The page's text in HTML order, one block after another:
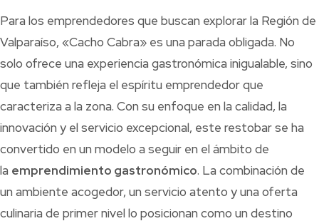
Para los emprendedores que buscan explorar la Región de
Valparaíso, «Cacho Cabra» es una parada obligada. No
solo ofrece una experiencia gastronómica inigualable, sino
que también refleja el espíritu emprendedor que
caracteriza a la zona. Con su enfoque en la calidad, la
innovación y el servicio excepcional, este restobar se ha
convertido en un modelo a seguir en el ámbito de
la emprendimiento gastronómico. La combinación de
un ambiente acogedor, un servicio atento y una oferta
culinaria de primer nivel lo posicionan como un destino